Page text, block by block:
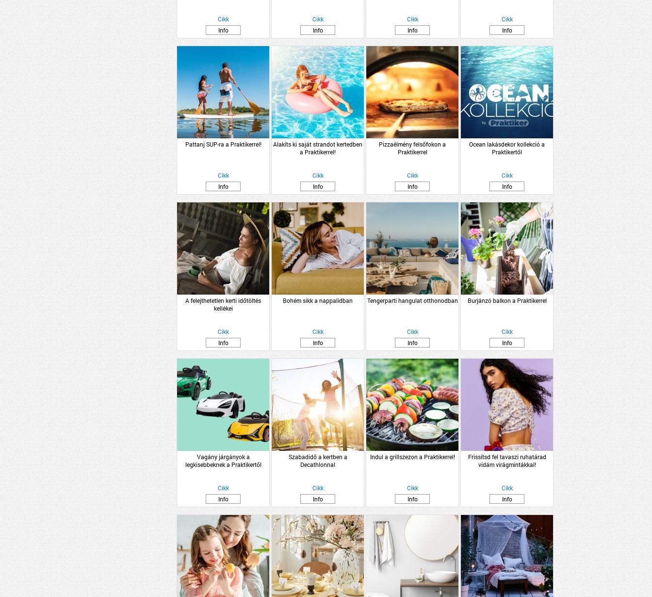
Cikk
Info
Cikk
Info
Cikk
Info
Cikk
Info
Pattanj SUP-ra a Praktikerrel!
Cikk
Info
Alakíts ki saját strandot kertedben
a Praktikerrel!
Cikk
Info
Pizzaélmény felsőfokon a
Praktikerrel
Cikk
Info
Ocean lakásdekor kollekció a
Praktikertől
Cikk
Info
A felejthetetlen kerti időtöltés
kellékei
Cikk
Info
Bohém sikk a nappalidban
Cikk
Info
Tengerparti hangulat otthonodban
Cikk
Info
Burjánzó balkon a Praktikerrel
Cikk
Info
Vagány járgányok a
legkisebbeknek a Praktikertől
Cikk
Info
Szabadidő a kertben a
Decathlonnal
Cikk
Info
Indul a grillszezon a Praktikerrel!
Cikk
Info
Frissítsd fel tavaszi ruhatárad
vidám virágmintákkal!
Cikk
Info